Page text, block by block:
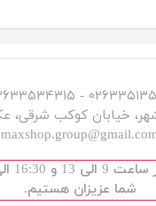
- ۰۲۶۳۳۵۳۴۳۱۵
شما عزیزان هستیم.